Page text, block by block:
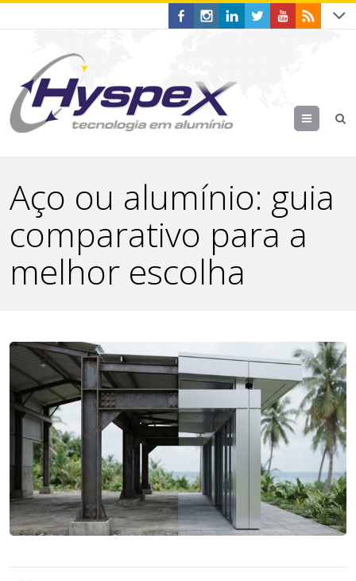
Menu
Aço ou alumínio: guia
comparativo para a
melhor escolha